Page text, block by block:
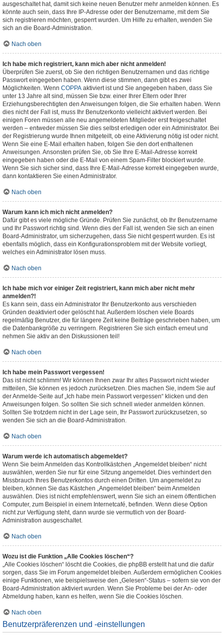
ausgeschaltet hat, damit sich keine neuen Benutzer mehr anmelden können. Es
könnte auch sein, dass Ihre IP-Adresse oder der Benutzername, mit dem Sie
sich registrieren möchten, gesperrt wurden. Um Hilfe zu erhalten, wenden Sie
sich an die Board-Administration.
Nach oben
Ich habe mich registriert, kann mich aber nicht anmelden!
Überprüfen Sie zuerst, ob Sie den richtigen Benutzernamen und das richtige
Passwort eingegeben haben. Wenn diese stimmen, dann gibt es zwei
Möglichkeiten. Wenn COPPA aktiviert ist und Sie angegeben haben, dass Sie
unter 13 Jahre alt sind, müssen Sie bzw. einer Ihrer Eltern oder Ihrer
Erziehungsberechtigten den Anweisungen folgen, die Sie erhalten haben. Wenn
dies nicht der Fall ist, muss Ihr Benutzerkonto vielleicht aktiviert werden. Bei
einigen Foren müssen alle neu angemeldeten Mitglieder erst freigeschaltet
werden – entweder müssen Sie dies selbst erledigen oder ein Administrator. Bei
der Registrierung wurde Ihnen mitgeteilt, ob eine Aktivierung nötig ist oder nicht.
Wenn Sie eine E-Mail erhalten haben, folgen Sie den dort enthaltenen
Anweisungen. Ansonsten prüfen Sie, ob Sie Ihre E-Mail-Adresse korrekt
eingegeben haben oder die E-Mail von einem Spam-Filter blockiert wurde.
Wenn Sie sich sicher sind, dass Ihre E-Mail-Adresse korrekt eingegeben wurde,
dann kontaktieren Sie einen Administrator.
Nach oben
Warum kann ich mich nicht anmelden?
Dafür gibt es viele mögliche Gründe. Prüfen Sie zunächst, ob Ihr Benutzername
und Ihr Passwort richtig sind. Wenn dies der Fall ist, wenden Sie sich an einen
Board-Administrator, um sicherzugehen, dass Sie nicht gesperrt wurden. Es ist
ebenfalls möglich, dass ein Konfigurationsproblem mit der Website vorliegt,
welches ein Administrator lösen muss.
Nach oben
Ich habe mich vor einiger Zeit registriert, kann mich aber nicht mehr
anmelden?!
Es kann sein, dass ein Administrator Ihr Benutzerkonto aus verschieden
Gründen deaktiviert oder gelöscht hat. Außerdem löschen viele Boards
regelmäßig Benutzer, die für längere Zeit keine Beiträge geschrieben haben, um
die Datenbankgröße zu verringern. Registrieren Sie sich einfach erneut und
nehmen Sie aktiv an den Diskussionen teil!
Nach oben
Ich habe mein Passwort vergessen!
Das ist nicht schlimm! Wir können Ihnen zwar Ihr altes Passwort nicht wieder
mitteilen, Sie können es jedoch zurücksetzen. Dies machen Sie, indem Sie auf
der Anmelde-Seite auf „Ich habe mein Passwort vergessen“ klicken und den
Anweisungen folgen. So sollten Sie sich schnell wieder anmelden können.
Sollten Sie trotzdem nicht in der Lage sein, Ihr Passwort zurückzusetzen, so
wenden Sie sich an die Board-Administration.
Nach oben
Warum werde ich automatisch abgemeldet?
Wenn Sie beim Anmelden das Kontrollkästchen „Angemeldet bleiben“ nicht
auswählen, werden Sie nur für eine Sitzung angemeldet. Dies verhindert den
Missbrauch Ihres Benutzerkontos durch einen Dritten. Um angemeldet zu
bleiben, können Sie das Kästchen „Angemeldet bleiben“ beim Anmelden
auswählen. Dies ist nicht empfehlenswert, wenn Sie sich an einem öffentlichen
Computer, zum Beispiel in einem Internetcafé, befinden. Wenn diese Option
nicht zur Verfügung steht, dann wurde sie vermutlich von der Board-
Administration ausgeschaltet.
Nach oben
Wozu ist die Funktion „Alle Cookies löschen“?
„Alle Cookies löschen“ löscht die Cookies, die phpBB erstellt hat und die dafür
sorgen, dass Sie im Forum angemeldet bleiben. Außerdem ermöglichen Cookies
einige Funktionen, wie beispielsweise den „Gelesen“-Status – sofern sie von der
Board-Administration aktiviert wurden. Wenn Sie Probleme bei der An- oder
Abmeldung haben, kann es helfen, wenn Sie die Cookies löschen.
Nach oben
Benutzerpräferenzen und -einstellungen